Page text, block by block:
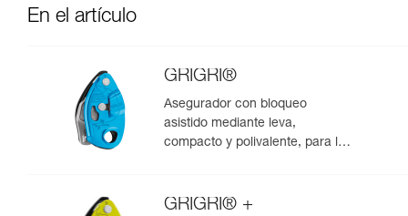
En el artículo
GRIGRI®
Asegurador con bloqueo
asistido mediante leva,
compacto y polivalente, para la
GRIGRI® +